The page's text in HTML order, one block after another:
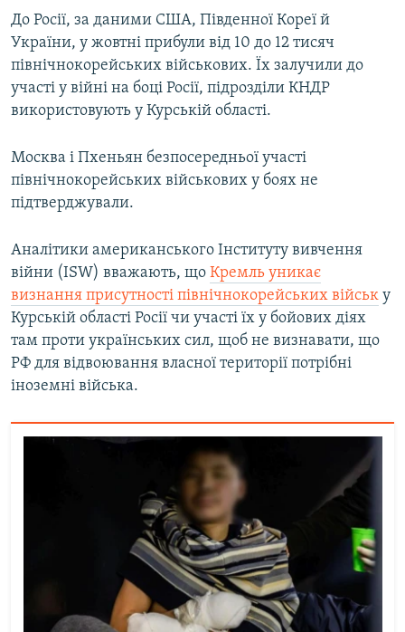
До Росії, за даними США, Південної Кореї й
України, у жовтні прибули від 10 до 12 тисяч
північнокорейських військових. Їх залучили до
участі у війні на боці Росії, підрозділи КНДР
використовують у Курській області.
Москва і Пхеньян безпосередньої участі
північнокорейських військових у боях не
підтверджували.
Аналітики американського Інституту вивчення
війни (ISW) вважають, що Кремль уникає
визнання присутності північнокорейських військ у
Курській області Росії чи участі їх у бойових діях
там проти українських сил, щоб не визнавати, що
РФ для відвоювання власної території потрібні
іноземні війська.